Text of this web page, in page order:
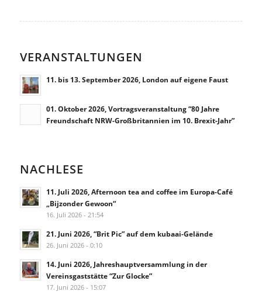
VERANSTALTUNGEN
11. bis 13. September 2026, London auf eigene Faust
01. Oktober 2026, Vortragsveranstaltung “80 Jahre
Freundschaft NRW-Großbritannien im 10. Brexit-Jahr”
NACHLESE
11. Juli 2026, Afternoon tea and coffee im Europa-Café
„Bijzonder Gewoon“
16. Juli 2026 - 21:54
21. Juni 2026, “Brit Pic” auf dem kubaai-Gelände
26. Juni 2026 - 0:10
14. Juni 2026, Jahreshauptversammlung in der
Vereinsgaststätte “Zur Glocke”
17. Juni 2026 - 15:07